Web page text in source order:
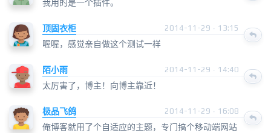
我用的是一个插件。
顶固衣柜 2014-11-29 · 13:15
喔喔，感觉亲自做这个测试一样
陌小雨 2014-11-29 · 14:40
太厉害了，博主！向博主靠近！
极品飞鸽 2014-11-29 · 16:08
俺博客就用了个自适应的主题，专门搞个移动端网站